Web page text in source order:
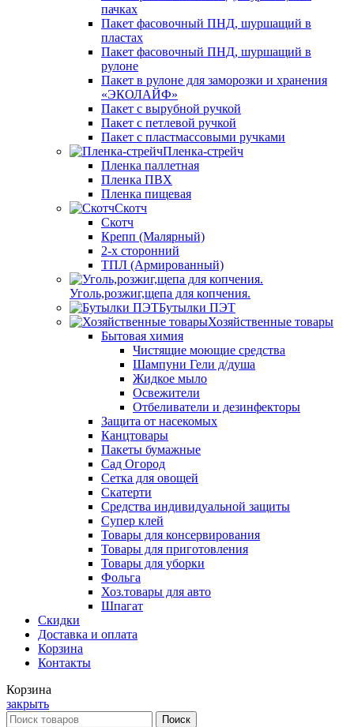
пачках
Пакет фасовочный ПНД, шуршащий в
пластах
Пакет фасовочный ПНД, шуршащий в
рулоне
Пакет в рулоне для заморозки и хранения
«ЭКОЛАЙФ»
Пакет с вырубной ручкой
Пакет с петлевой ручкой
Пакет с пластмассовыми ручками
Пленка-стрейч
Пленка паллетная
Пленка ПВХ
Пленка пищевая
Скотч
Скотч
Крепп (Малярный)
2-х сторонний
ТПЛ (Армированный)
Уголь,розжиг,щепа для копчения.
Бутылки ПЭТ
Хозяйственные товары
Бытовая химия
Чистящие моющие средства
Шампуни Гели д/душа
Жидкое мыло
Освежители
Отбеливатели и дезинфекторы
Защита от насекомых
Канцтовары
Пакеты бумажные
Сад Огород
Сетка для овощей
Скатерти
Средства индивидуальной защиты
Супер клей
Товары для консервирования
Товары для приготовления
Товары для уборки
Фольга
Хоз.товары для авто
Шпагат
Скидки
Доставка и оплата
Корзина
Контакты
Корзина
закрыть
Поиск